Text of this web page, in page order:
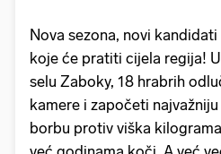
Nova sezona, novi
koje će pratiti cijela regija!
selu Zaboky, 18 hrabrih
kamere i započeti
borbu protiv viška